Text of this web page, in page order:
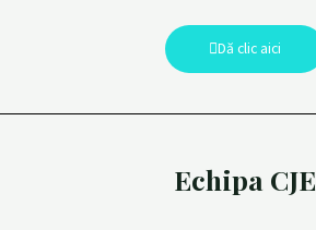
Dă clic aici
Echipa CJE